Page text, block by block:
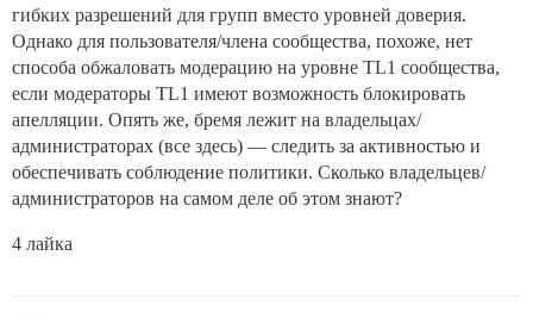
гибких разрешений для групп вместо уровней доверия.
Однако для пользователя/члена сообщества, похоже, нет
способа обжаловать модерацию на уровне TL1 сообщества,
если модераторы TL1 имеют возможность блокировать
апелляции. Опять же, бремя лежит на владельцах/
администраторах (все здесь) — следить за активностью и
обеспечивать соблюдение политики. Сколько владельцев/
администраторов на самом деле об этом знают?
4 лайка